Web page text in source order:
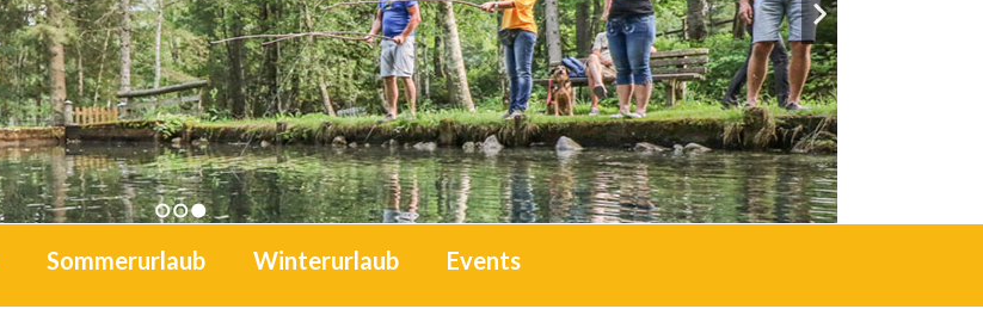
1 2 3
Sommerurlaub Winterurlaub Events